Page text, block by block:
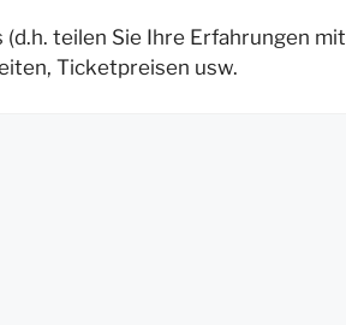
teilen Sie Ihre Erfahrungen mit
Ticketpreisen usw.